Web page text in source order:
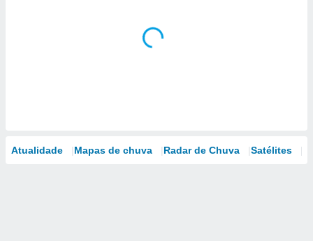
Atualidade Mapas de chuva Radar de Chuva Satélites